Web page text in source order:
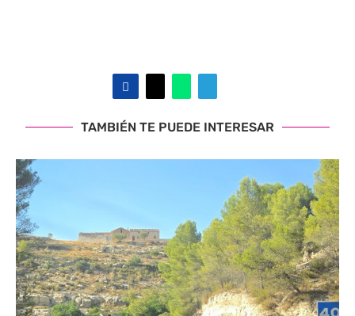
TAMBIÉN TE PUEDE INTERESAR